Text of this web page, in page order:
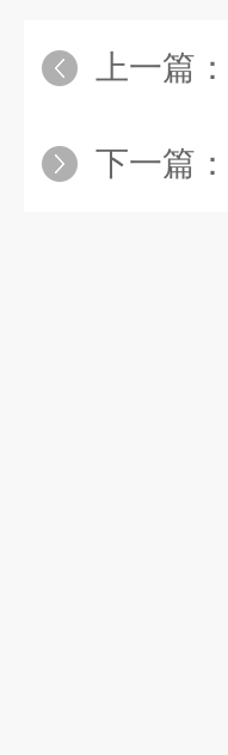
上一篇：
下一篇：